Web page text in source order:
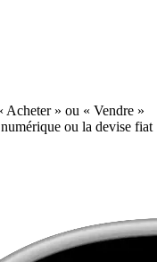
Acheter » ou « Vendre »
ou la devise fiat